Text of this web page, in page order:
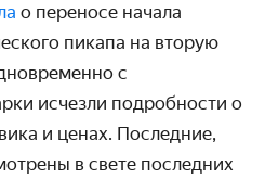
о переносе начала
пикапа на вторую
с
исчезли подробности о
и ценах. Последние,
в свете последних